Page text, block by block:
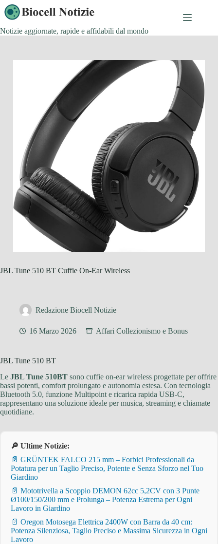
Salta
al
contenuto
Notizie aggiornate, rapide e affidabili dal mondo
JBL Tune 510 BT Cuffie On-Ear Wireless
Redazione Biocell Notizie
16 Marzo 2026 Affari Collezionismo e Bonus
JBL Tune 510 BT
Le JBL Tune 510BT sono cuffie on-ear wireless progettate per offrire
bassi potenti, comfort prolungato e autonomia estesa. Con tecnologia
Bluetooth 5.0, funzione Multipoint e ricarica rapida USB-C,
rappresentano una soluzione ideale per musica, streaming e chiamate
quotidiane.
🔎 Ultime Notizie:
📄 GRÜNTEK FALCO 215 mm – Forbici Professionali da
Potatura per un Taglio Preciso, Potente e Senza Sforzo nel Tuo
Giardino
📄 Mototrivella a Scoppio DEMON 62cc 5,2CV con 3 Punte
Ø100/150/200 mm e Prolunga – Potenza Estrema per Ogni
Lavoro in Giardino
📄 Oregon Motosega Elettrica 2400W con Barra da 40 cm:
Potenza Silenziosa, Taglio Preciso e Massima Sicurezza in Ogni
Lavoro